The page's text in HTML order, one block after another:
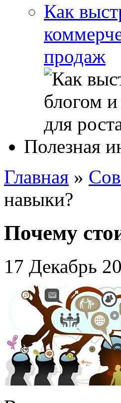
Как
продаж
Полезная
Главная »
навыки?
Почему
17 Декабрь